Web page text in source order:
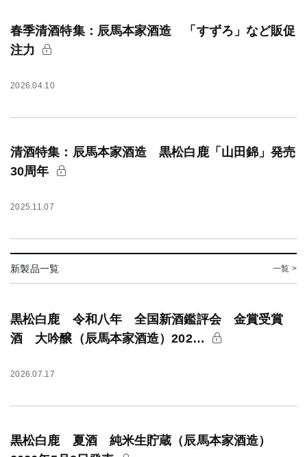
春季清酒特集：辰馬本家酒造 「すずろ」など販促
注力
2026.04.10
清酒特集：辰馬本家酒造 黒松白鹿「山田錦」発売
30周年
2025.11.07
新製品一覧 一覧 >
黒松白鹿 令和八年 全国新酒鑑評会 金賞受賞
酒 大吟醸（辰馬本家酒造）202…
2026.07.17
黒松白鹿 夏酒 純米生貯蔵（辰馬本家酒造）